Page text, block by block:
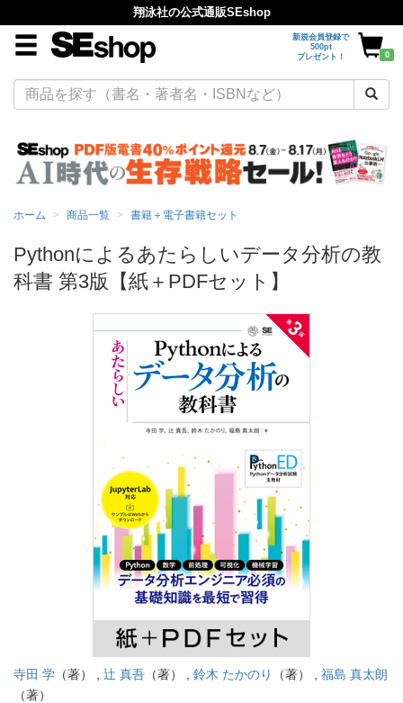
翔泳社の公式通販SEshop
新規会員登録で
500pt
プレゼント！
0
ホーム 商品一覧 書籍＋電子書籍セット
Pythonによるあたらしいデータ分析の教
科書 第3版【紙＋PDFセット】
寺田 学 （著） , 辻 真吾 （著） , 鈴木 たかのり （著） , 福島 真太朗
（著）